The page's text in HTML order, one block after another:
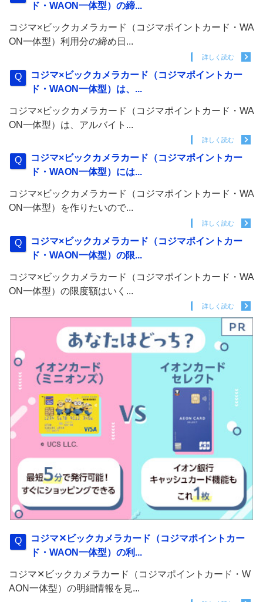
ド・WAON一体型）の締...
コジマ×ビックカメラカード（コジマポイントカード・WA
ON一体型）利用分の締め日...
詳しく読む
コジマ×ビックカメラカード（コジマポイントカー
ド・WAON一体型）は、...
コジマ×ビックカメラカード（コジマポイントカード・WA
ON一体型）は、アルバイト...
詳しく読む
コジマ×ビックカメラカード（コジマポイントカー
ド・WAON一体型）には...
コジマ×ビックカメラカード（コジマポイントカード・WA
ON一体型）を作りたいので...
詳しく読む
コジマ×ビックカメラカード（コジマポイントカー
ド・WAON一体型）の限...
コジマ×ビックカメラカード（コジマポイントカード・WA
ON一体型）の限度額はいく...
詳しく読む
コジマ✕ビックカメラカード（コジマポイントカー
ド・WAON一体型）の利...
コジマ✕ビックカメラカード（コジマポイントカード・W
AON一体型）の明細情報を見...